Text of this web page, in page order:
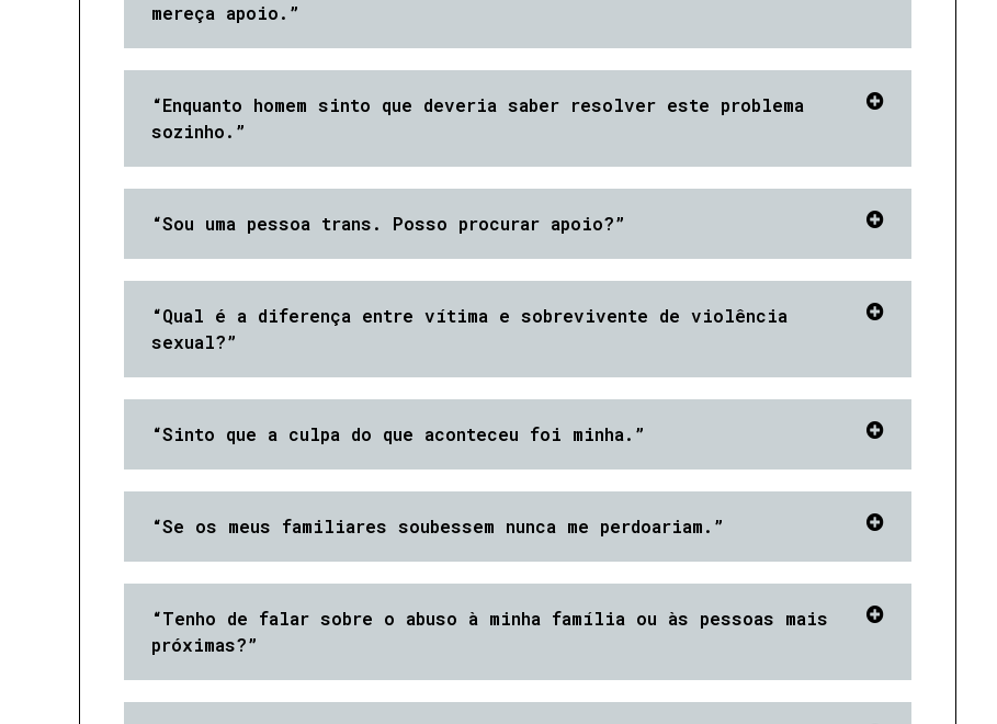
mereça apoio.”
“Enquanto homem sinto que deveria saber resolver este problema
sozinho.”
“Sou uma pessoa trans. Posso procurar apoio?”
“Qual é a diferença entre vítima e sobrevivente de violência
sexual?”
“Sinto que a culpa do que aconteceu foi minha.”
“Se os meus familiares soubessem nunca me perdoariam.”
“Tenho de falar sobre o abuso à minha família ou às pessoas mais
próximas?”